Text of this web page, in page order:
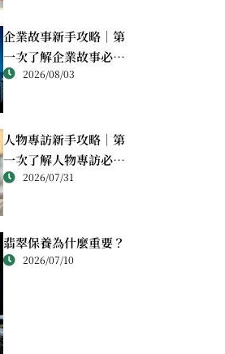
企業故事新手攻略｜第
一次了解企業故事必讀
重點2026/08/03
人物專訪新手攻略｜第
一次了解人物專訪必讀
重點2026/07/31
翡翠保養為什麼重要？
2026/07/10